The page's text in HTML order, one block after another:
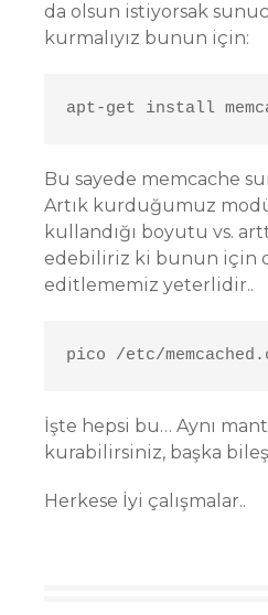
da olsun istiyorsak
kurmalıyız bunun için:
apt-get install
Bu sayede memcache
Artık kurduğumuz
kullandığı boyutu vs.
edebiliriz ki bunun için
editlememiz yeterlidir..
pico /etc/
İşte hepsi bu… Aynı
kurabilirsiniz, başka
Herkese İyi çalışmalar..